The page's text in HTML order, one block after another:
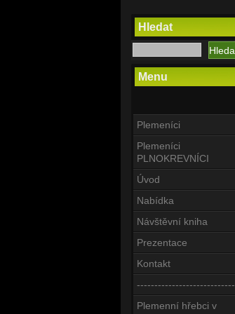
Hledat
Menu
Plemeníci
Plemeníci
PLNOKREVNÍCI
Úvod
Nabídka
Návštěvní kniha
Prezentace
Kontakt
----------------------------
Plemenní hřebci v